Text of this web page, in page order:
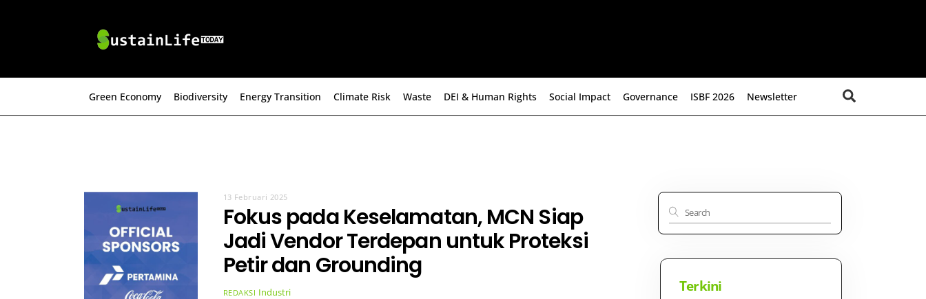
Green Economy Biodiversity Energy Transition Climate Risk Waste DEI & Human Rights Social Impact Governance ISBF 2026 Newsletter
13 Februari 2025
Fokus pada Keselamatan, MCN Siap
Jadi Vendor Terdepan untuk Proteksi
Petir dan Grounding
REDAKSI Industri Terkini